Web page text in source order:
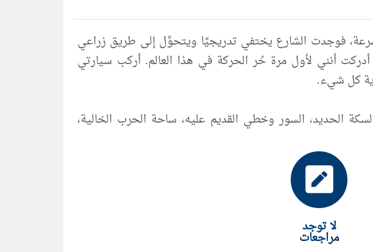
فوجدت الشارع يختفي تدريجيًا ويتحوَّل إلى طريق زراعي
أنني لأول مرة حُر الحركة في هذا العالم. أركب سيارتي
كل شيء.
الحديد، السور وخطي القديم عليه، ساحة الحرب الخالية،
مفترق طرق ولافتة صدئة محا الزمن ما كُتِب عليها. عالم كامل
لا توجد
مراجعات